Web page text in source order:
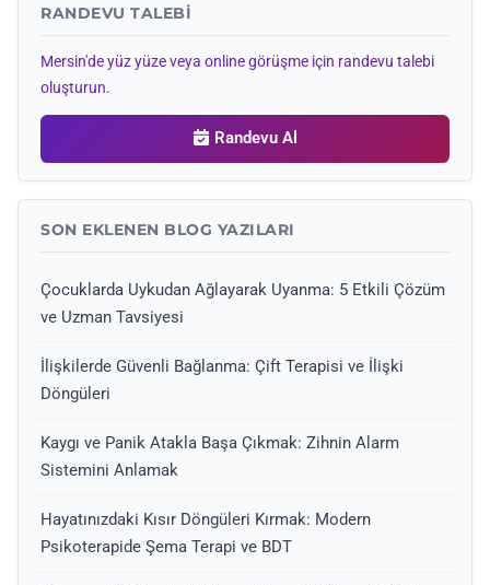
RANDEVU TALEBI
Mersin'de yüz yüze veya online görüşme için randevu talebi
oluşturun.
Randevu Al
SON EKLENEN BLOG YAZILARI
Çocuklarda Uykudan Ağlayarak Uyanma: 5 Etkili Çözüm
ve Uzman Tavsiyesi
İlişkilerde Güvenli Bağlanma: Çift Terapisi ve İlişki
Döngüleri
Kaygı ve Panik Atakla Başa Çıkmak: Zihnin Alarm
Sistemini Anlamak
Hayatınızdaki Kısır Döngüleri Kırmak: Modern
Psikoterapide Şema Terapi ve BDT